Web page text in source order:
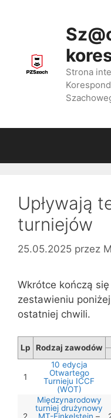
Strona
Upływają
turniejów
25.05.2025 przez
Wkrótce kończą
zestawieniu
ostatniej chwili.
Lp Rodzaj zawodów
1
10 edycja
Otwartego
Turnieju ICCF
(WOT)
Międzynarodowy
turniej drużynowy